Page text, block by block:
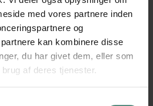
med vores partnere inden
og
kan kombinere disse
du har givet dem, eller som
af deres tjenester.
2024
2023
2022